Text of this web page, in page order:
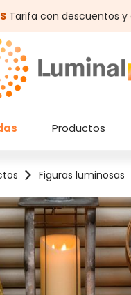
Tarifa con descuentos y
Productos
Figuras luminosas
imágenes